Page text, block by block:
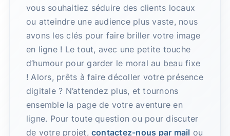
vous souhaitiez séduire des clients locaux
ou atteindre une audience plus vaste, nous
avons les clés pour faire briller votre image
en ligne ! Le tout, avec une petite touche
d’humour pour garder le moral au beau fixe
! Alors, prêts à faire décoller votre présence
digitale ? N’attendez plus, et tournons
ensemble la page de votre aventure en
ligne. Pour toute question ou pour discuter
de votre projet, contactez-nous par mail ou